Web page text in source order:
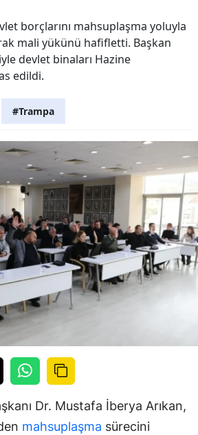
borçlarını mahsuplaşma yoluyla
mali yükünü hafifletti. Başkan
devlet binaları Hazine
edildi.
#Trampa
Dr. Mustafa İberya Arıkan,
mahsuplaşma sürecini